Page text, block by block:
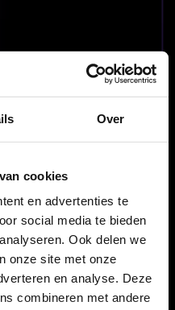
Over
cookies
en advertenties te
social media te bieden
Ook delen we
onze site met onze
en analyse. Deze
combineren met andere
350m² fysieke dartwinkel